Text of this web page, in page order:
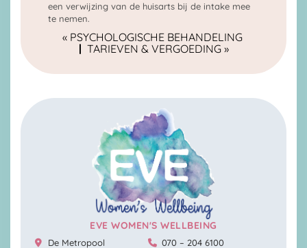
een verwijzing van de huisarts bij de intake mee
te nemen.
« PSYCHOLOGISCHE BEHANDELING
| TARIEVEN & VERGOEDING »
EVE WOMEN'S WELLBEING
De Metropool 070 – 204 6100